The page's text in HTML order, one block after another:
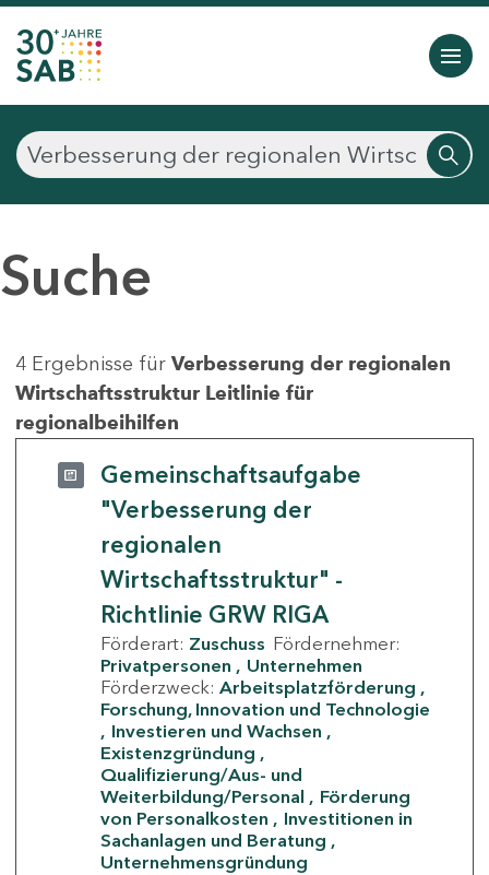
Suche
4 Ergebnisse für Verbesserung der regionalen
Wirtschaftsstruktur Leitlinie für
regionalbeihilfen
Gemeinschaftsaufgabe
"Verbesserung der
regionalen
Wirtschaftsstruktur" -
Richtlinie GRW RIGA
Förderart: Zuschuss Fördernehmer:
Privatpersonen
Unternehmen
Förderzweck: Arbeitsplatzförderung
Forschung, Innovation und Technologie
Investieren und Wachsen
Existenzgründung
Qualifizierung/Aus- und
Weiterbildung/Personal
Förderung
von Personalkosten
Investitionen in
Sachanlagen und Beratung
Unternehmensgründung